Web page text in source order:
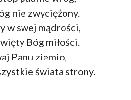
nie zwyciężony.
w swej mądrości,
Bóg miłości.
Panu ziemio,
świata strony.